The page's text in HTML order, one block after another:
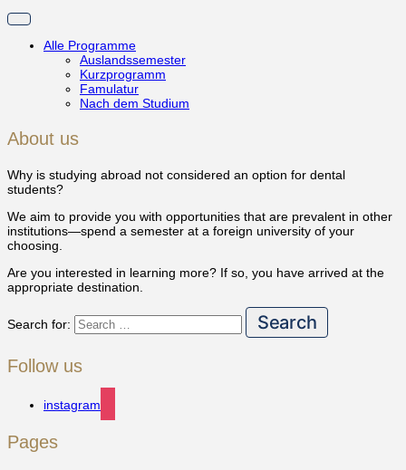
Toggle
navigation
Alle Programme
Auslandssemester
Kurzprogramm
Famulatur
Nach dem Studium
About us
Why is studying abroad not considered an option for dental
students?
We aim to provide you with opportunities that are prevalent in other
institutions—spend a semester at a foreign university of your
choosing.
Are you interested in learning more? If so, you have arrived at the
appropriate destination.
Search for:
Follow us
instagram
Pages